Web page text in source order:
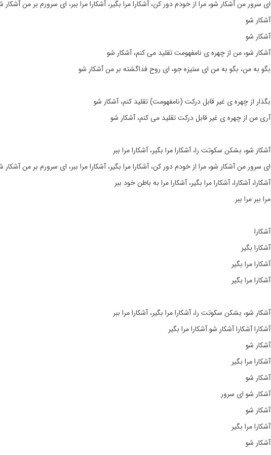
ای سرور من آشکار شو، مرا از خودم دور کن، آشکارا مرا بگیر، آشکارا مرا ببر، ای سرورم بر من آشکار
آشکار شو
آشکار شو
آشکار شو، من از چهره ی نامفهومت تقلید می کنم، آشکار شو
بگو به من، بگو به من ای ستیزه جو، ای روح فداگشته بر من آشکار شو
بگذار از چهره ی غیر قابل درکت (نامفهومت) تقلید کنم، آشکار شو
آری من از چهره ی غیر قابل درکت تقلید می کنم، آشکار شو
آشکار شو، بشکن سکوتت را، آشکارا مرا بگیر، آشکارا مرا ببر
ای سرور من آشکار شو، مرا از خودم دور کن، آشکارا مرا بگیر، آشکارا مرا ببر، ای سرورم بر من آشکار
آشکارا، آشکارا، آشکارا مرا بگیر، آشکارا مرا به باطن خود ببر
مرا ببر مرا ببر
آشکارا
آشکارا بگیر
آشکارا مرا بگیر
آشکارا مرا بگیر
آشکار شو، بشکن سکوتت را، آشکارا مرا بگیر، آشکارا مرا ببر
آشکارا آشکارا آشکار شو آشکارا مرا بگیر
آشکار شو
آشکارا مرا بگیر
آشکار شو
آشکار شو ای سرور
آشکار شو
آشکارا مرا بگیر
آشکار شو